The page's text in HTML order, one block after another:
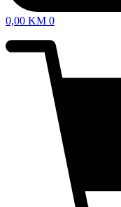
0,00 KM 0